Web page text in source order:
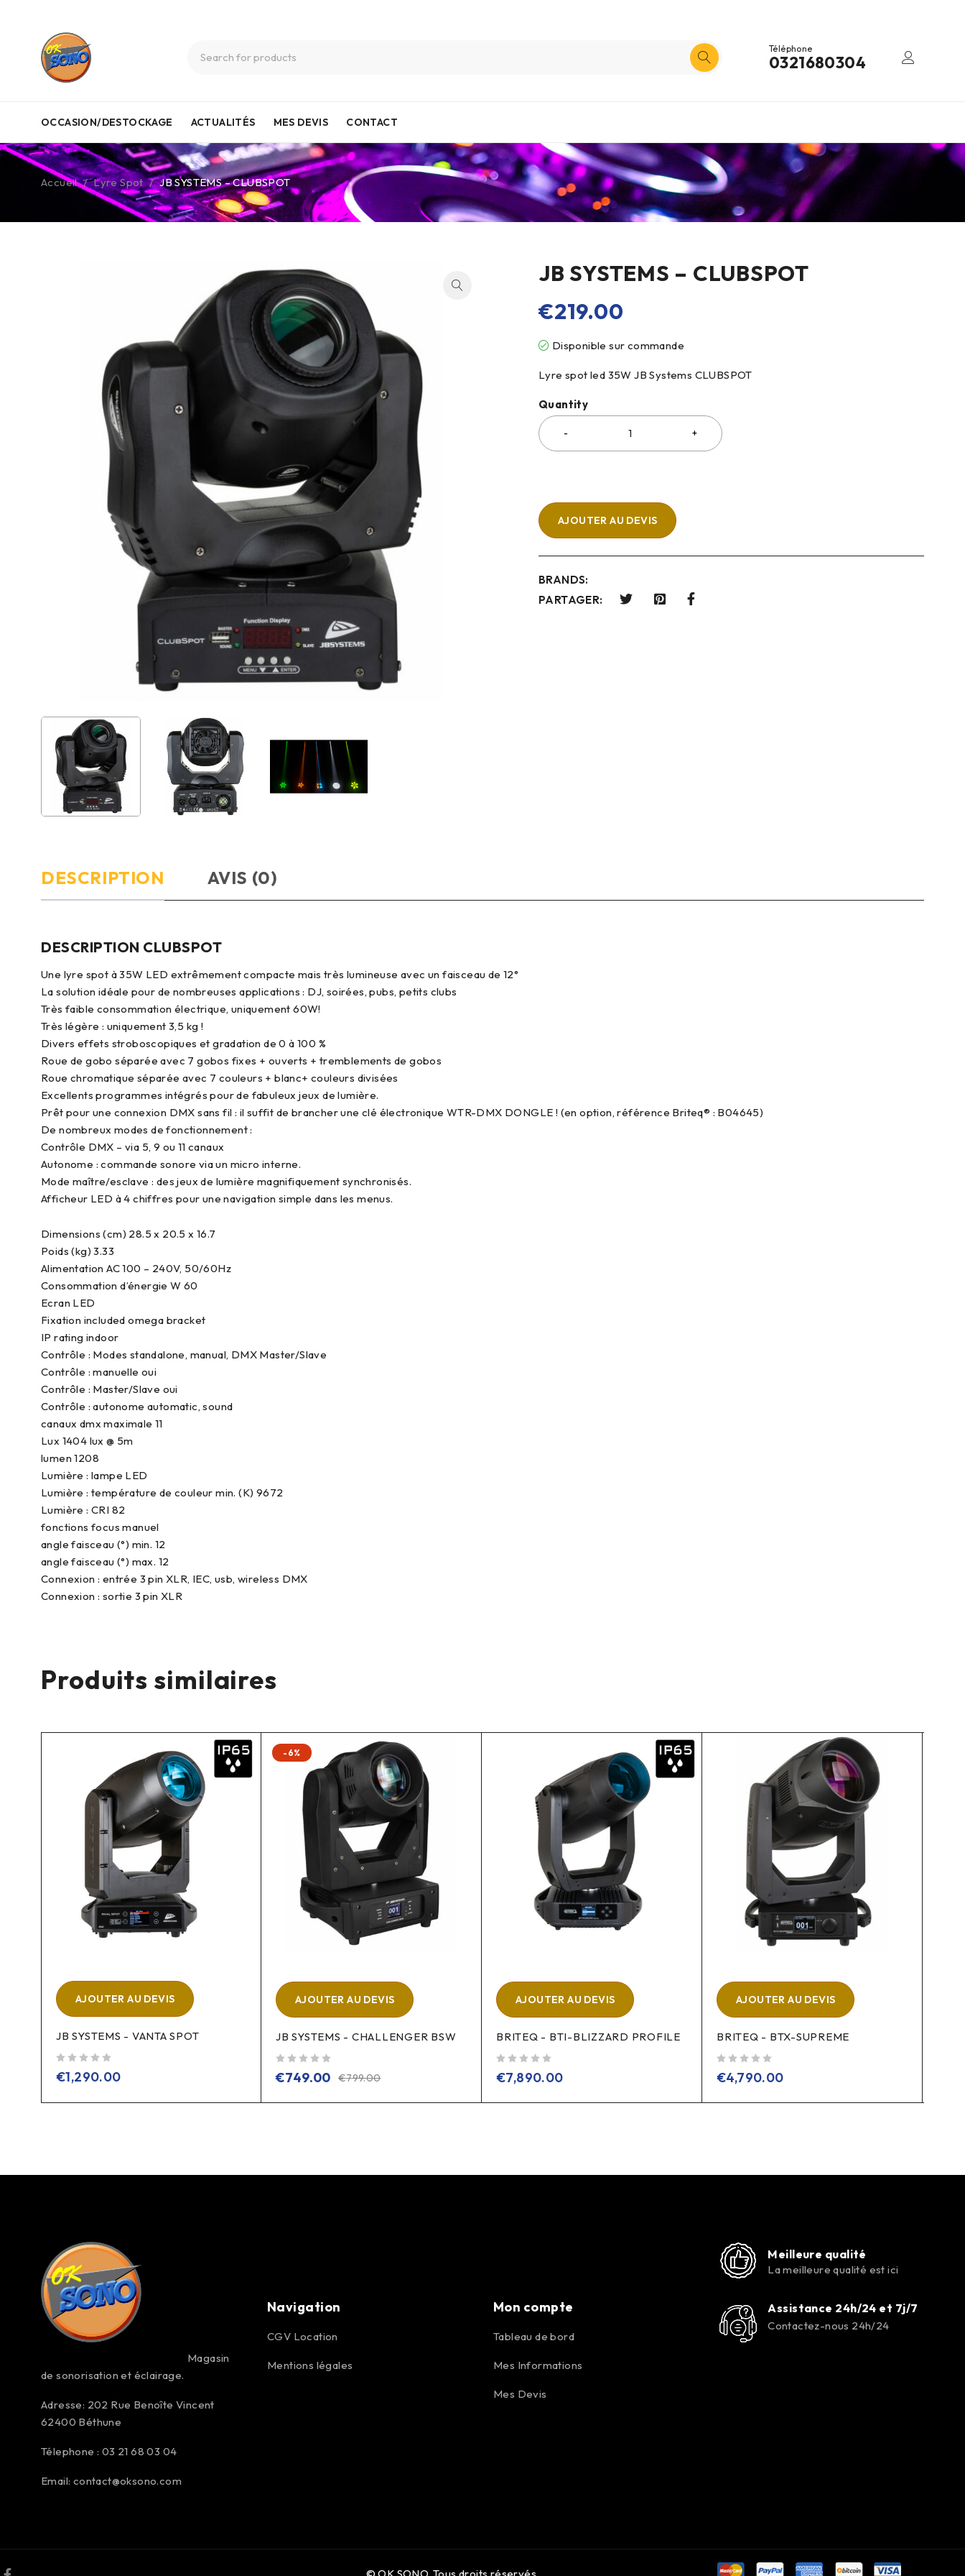
Téléphone
0321680304
OCCASION/DESTOCKAGE ACTUALITÉS MES DEVIS CONTACT
Accueil / Lyre Spot / JB SYSTEMS – CLUBSPOT
JB SYSTEMS – CLUBSPOT
€219.00
Disponible sur commande
Lyre spot led 35W JB Systems CLUBSPOT
Quantity
AJOUTER AU DEVIS
BRANDS:
PARTAGER:
DESCRIPTION AVIS (0)
DESCRIPTION CLUBSPOT
Une lyre spot à 35W LED extrêmement compacte mais très lumineuse avec un faisceau de 12°
La solution idéale pour de nombreuses applications : DJ, soirées, pubs, petits clubs
Très faible consommation électrique, uniquement 60W!
Très légère : uniquement 3,5 kg !
Divers effets stroboscopiques et gradation de 0 à 100 %
Roue de gobo séparée avec 7 gobos fixes + ouverts + tremblements de gobos
Roue chromatique séparée avec 7 couleurs + blanc+ couleurs divisées
Excellents programmes intégrés pour de fabuleux jeux de lumière.
Prêt pour une connexion DMX sans fil : il suffit de brancher une clé électronique WTR-DMX DONGLE ! (en option, référence Briteq® : B04645)
De nombreux modes de fonctionnement :
Contrôle DMX – via 5, 9 ou 11 canaux
Autonome : commande sonore via un micro interne.
Mode maître/esclave : des jeux de lumière magnifiquement synchronisés.
Afficheur LED à 4 chiffres pour une navigation simple dans les menus.
Dimensions (cm) 28.5 x 20.5 x 16.7
Poids (kg) 3.33
Alimentation AC 100 – 240V, 50/60Hz
Consommation d’énergie W 60
Ecran LED
Fixation included omega bracket
IP rating indoor
Contrôle : Modes standalone, manual, DMX Master/Slave
Contrôle : manuelle oui
Contrôle : Master/Slave oui
Contrôle : autonome automatic, sound
canaux dmx maximale 11
Lux 1404 lux @ 5m
lumen 1208
Lumière : lampe LED
Lumière : température de couleur min. (K) 9672
Lumière : CRI 82
fonctions focus manuel
angle faisceau (°) min. 12
angle faisceau (°) max. 12
Connexion : entrée 3 pin XLR, IEC, usb, wireless DMX
Connexion : sortie 3 pin XLR
Produits similaires
AJOUTER AU DEVIS
JB SYSTEMS - VANTA SPOT
€1,290.00
-6%
AJOUTER AU DEVIS
JB SYSTEMS - CHALLENGER BSW
€799.00
€749.00
AJOUTER AU DEVIS
BRITEQ - BTI-BLIZZARD PROFILE
€7,890.00
AJOUTER AU DEVIS
BRITEQ - BTX-SUPREME
€4,790.00
Magasin
de sonorisation et éclairage.
Adresse: 202 Rue Benoîte Vincent
62400 Béthune
Télephone : 03 21 68 03 04
Email: contact@oksono.com
Navigation
CGV Location
Mentions légales
Mon compte
Tableau de bord
Mes Informations
Mes Devis
Meilleure qualité
La meilleure qualité est ici
Assistance 24h/24 et 7j/7
Contactez-nous 24h/24